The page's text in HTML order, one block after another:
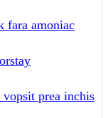
fara amoniac
prea inchis